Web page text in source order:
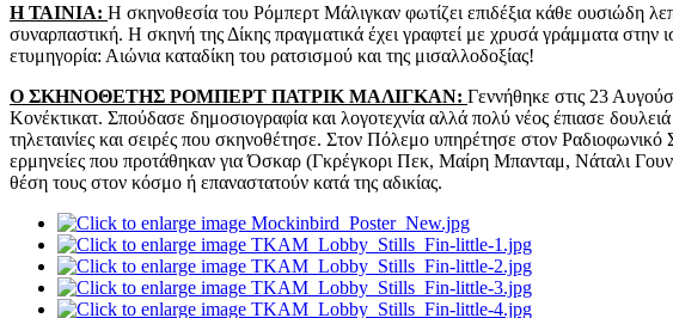
Η ΤΑΙΝΙΑ: Η σκηνοθεσία του Ρόμπερτ Μάλιγκαν φωτίζει επιδέξια κάθε ουσιώδη
συναρπαστική. Η σκηνή της Δίκης πραγματικά έχει γραφτεί με χρυσά γράμματα
ετυμηγορία: Αιώνια καταδίκη του ρατσισμού και της μισαλλοδοξίας!
Ο ΣΚΗΝΟΘΕΤΗΣ ΡΟΜΠΕΡΤ ΠΑΤΡΙΚ ΜΑΛΙΓΚΑΝ: Γεννήθηκε στις 23
Κονέκτικατ. Σπούδασε δημοσιογραφία και λογοτεχνία αλλά πολύ νέος έπιασε
τηλεταινίες και σειρές που σκηνοθέτησε. Στον Πόλεμο υπηρέτησε στον
ερμηνείες που προτάθηκαν για Όσκαρ (Γκρέγκορι Πεκ, Μαίρη Μπανταμ, Νάταλι
θέση τους στον κόσμο ή επαναστατούν κατά της αδικίας.